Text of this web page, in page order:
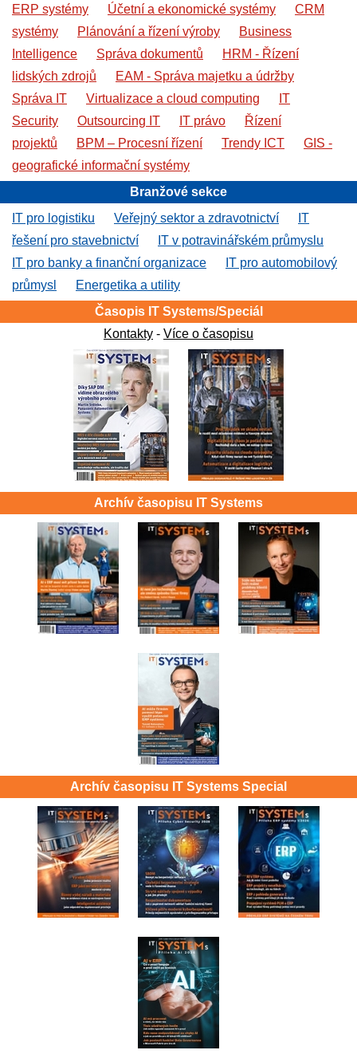
ERP systémy
Účetní a ekonomické systémy
CRM
systémy
Plánování a řízení výroby
Business
Intelligence
Správa dokumentů
HRM - Řízení
lidských zdrojů
EAM - Správa majetku a údržby
Správa IT
Virtualizace a cloud computing
IT
Security
Outsourcing IT IT právo
Řízení
projektů
BPM – Procesní řízení Trendy ICT
GIS -
geografické informační systémy
Branžové sekce
IT pro logistiku
Veřejný sektor a zdravotnictví
IT
řešení pro stavebnictví
IT v potravinářském průmyslu
IT pro banky a finanční organizace
IT pro automobilový
průmysl
Energetika a utility
Časopis IT Systems/Speciál
Kontakty - Více o časopisu
Archív časopisu IT Systems
Archív časopisu IT Systems Special